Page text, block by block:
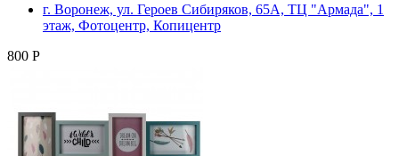
г. Воронеж, ул. Героев Сибиряков, 65А, ТЦ "Армада", 1
этаж, Фотоцентр, Копицентр
800 Р